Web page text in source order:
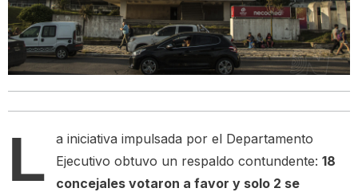
L
a iniciativa impulsada por el Departamento
Ejecutivo obtuvo un respaldo contundente: 18
concejales votaron a favor y solo 2 se